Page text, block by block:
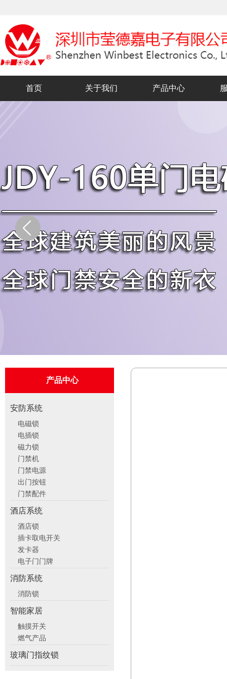
首页 关于我们 产品中心
产品中心
安防系统
电磁锁
电插锁
磁力锁
门禁机
门禁电源
出门按钮
门禁配件
酒店系统
酒店锁
插卡取电开关
发卡器
电子门门牌
消防系统
消防锁
智能家居
触摸开关
燃气产品
玻璃门指纹锁